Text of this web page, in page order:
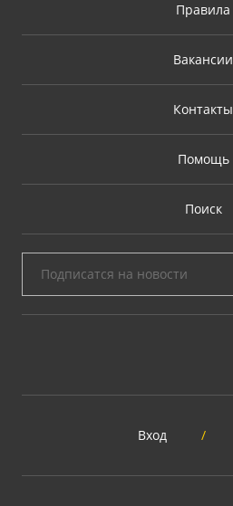
Правила
Вакансии
Контакты
Помощь
Поиск
Вход /